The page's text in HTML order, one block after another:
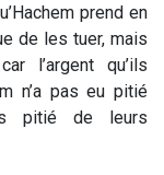
prend en
de les tuer, mais
l’argent qu’ils
n’a pas eu pitié
pitié de leurs